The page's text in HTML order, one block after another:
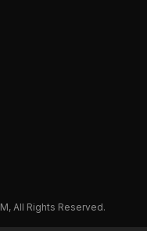
All Rights Reserved.